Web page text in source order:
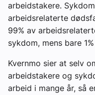
arbeidstakere.
arbeidsrelaterte
99% av
sykdom, mens bare
Kvernmo sier at selv
arbeidstakere og
arbeid i mange år, så